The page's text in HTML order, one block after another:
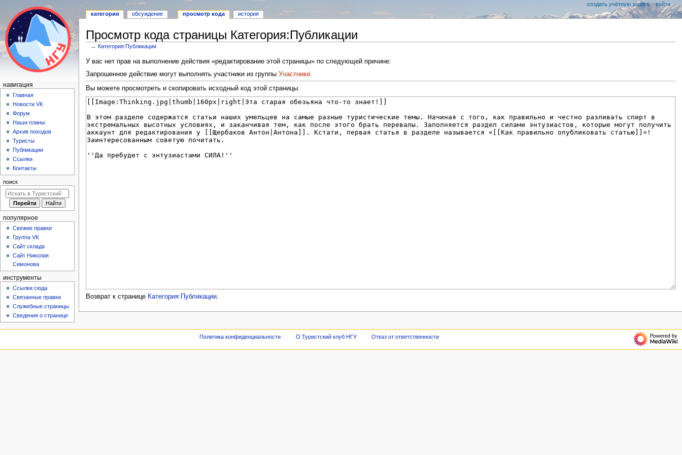
Просмотр кода страницы Категория:Публикации
← Категория:Публикации
Перейти
к
навигации
Перейти
к
поиску
У вас нет прав на выполнение действия «редактирование этой страницы» по следующей причине:
Запрошенное действие могут выполнять участники из группы Участники.
Вы можете просмотреть и скопировать исходный код этой страницы.
Возврат к странице Категория:Публикации.
Н
я
категория обсуждение просмотр кода история
создать учётную запись войти
навигация
Главная
Новости VK
Форум
Наши планы
Архив походов
Туристы
Публикации
Ссылки
Контакты
поиск
популярное
Свежие правки
Группа VK
Сайт склада
Сайт Николая
Симонова
инструменты
Ссылки сюда
Связанные правки
Служебные страницы
Сведения о странице
Политика конфиденциальности О Туристский клуб НГУ Отказ от ответственности